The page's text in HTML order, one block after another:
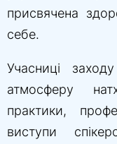
присвячена
себе.
Учасниці
атмосферу
практики,
виступи